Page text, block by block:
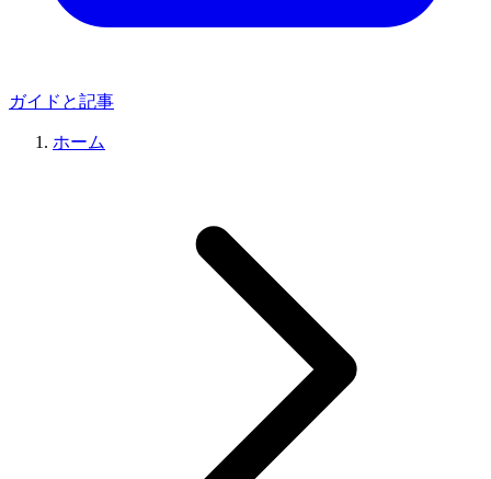
ガイドと記事
ホーム